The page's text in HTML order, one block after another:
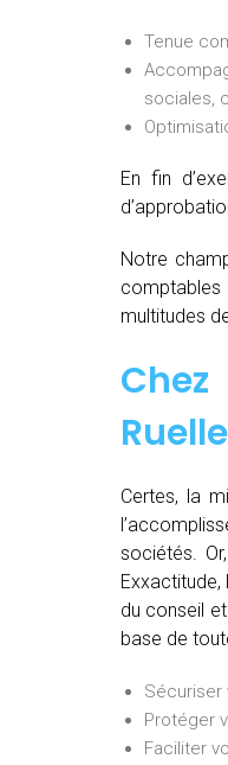
Tenue
sociales,
En fin
Notre
multitudes
Certes, la
sociétés.
du conseil
base de
Sécuriser
Protéger
Faciliter